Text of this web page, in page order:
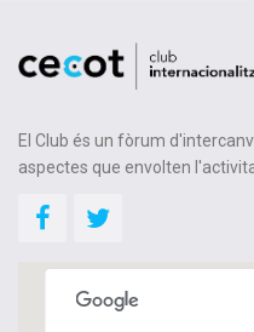
El Club és un fòrum
aspectes que envolten